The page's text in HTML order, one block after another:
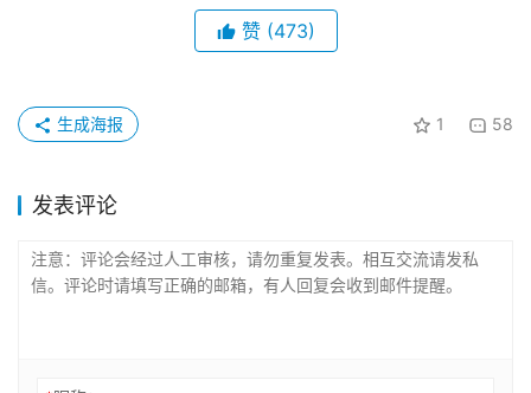
赞 (473)
1 58
生成海报
发表评论